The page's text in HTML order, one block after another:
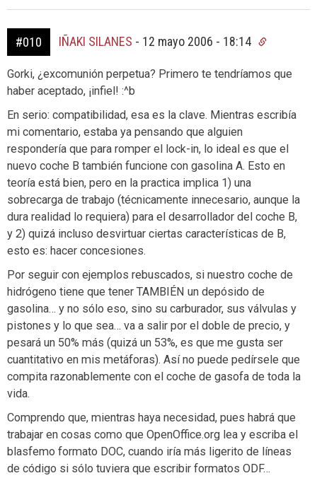
#010 IÑAKI SILANES - 12 mayo 2006 - 18:14
Gorki, ¿excomunión perpetua? Primero te tendríamos que
haber aceptado, ¡infiel! :^b
En serio: compatibilidad, esa es la clave. Mientras escribía
mi comentario, estaba ya pensando que alguien
respondería que para romper el lock-in, lo ideal es que el
nuevo coche B también funcione con gasolina A. Esto en
teoría está bien, pero en la practica implica 1) una
sobrecarga de trabajo (técnicamente innecesario, aunque la
dura realidad lo requiera) para el desarrollador del coche B,
y 2) quizá incluso desvirtuar ciertas características de B,
esto es: hacer concesiones.
Por seguir con ejemplos rebuscados, si nuestro coche de
hidrógeno tiene que tener TAMBIÉN un depósido de
gasolina… y no sólo eso, sino su carburador, sus válvulas y
pistones y lo que sea… va a salir por el doble de precio, y
pesará un 50% más (quizá un 53%, es que me gusta ser
cuantitativo en mis metáforas). Así no puede pedírsele que
compita razonablemente con el coche de gasofa de toda la
vida.
Comprendo que, mientras haya necesidad, pues habrá que
trabajar en cosas como que OpenOffice.org lea y escriba el
blasfemo formato DOC, cuando iría más ligerito de líneas
de código si sólo tuviera que escribir formatos ODF…